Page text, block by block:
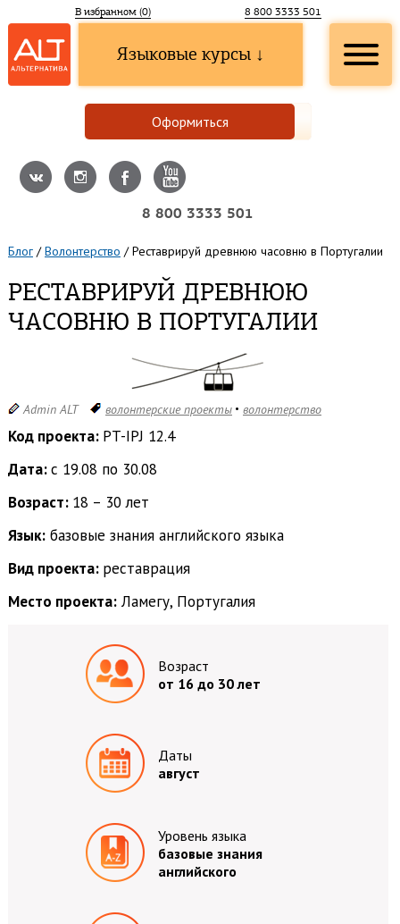
В избранном (0) 8 800 3333 501
Языковые курсы ↓
Оформиться
8 800 3333 501
Блог /Волонтерство /Реставрируй древнюю часовню в Португалии
РЕСТАВРИРУЙ ДРЕВНЮЮ
ЧАСОВНЮ В ПОРТУГАЛИИ
Admin ALT волонтерские проекты волонтерство
Код проекта: PT-IPJ 12.4
Дата:с 19.08 по 30.08
Возраст: 18 – 30 лет
Язык: базовые знания английского языка
Вид проекта: реставрация
Место проекта: Ламегу, Португалия
Возраст
от 16 до 30 лет
Даты
август
Уровень языка
базовые знания
английского